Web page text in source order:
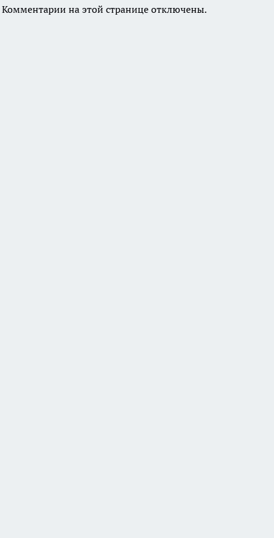
Комментарии на этой странице отключены.